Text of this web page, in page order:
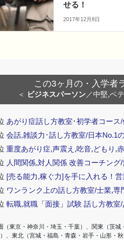
せる！
2017年12月8日
この3ヶ月の・入学者
＜ ビジネスパーソン／中堅,ベ
あがり症話し方教室･初学者コー
会話,雑談力･話し方教室/日本No.1
重度あがり症,声震え,吃音,どもり,
人間関係,対人関係 改善コーチン
[売る能力,稼ぐ力]を手に入れる！
ワンランク上の話し方教室/士業,
転職,就職「面接」試験 話し方教
（東京・神奈川・埼玉・千葉）、関東（茨
、東北（宮城・福島・青森・岩手・山形・